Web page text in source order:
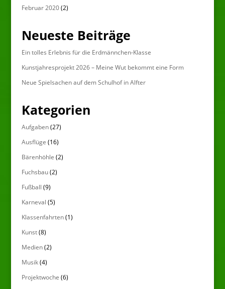
Februar 2020(2)
Neueste Beiträge
Ein tolles Erlebnis für die Erdmännchen-Klasse
Kunstjahresprojekt 2026 – Meine Wut bekommt eine Form
Neue Spielsachen auf dem Schulhof in Alfter
Kategorien
Aufgaben(27)
Ausflüge (16)
Bärenhöhle (2)
Fuchsbau(2)
Fußball (9)
Karneval (5)
Klassenfahrten(1)
Kunst(8)
Medien(2)
Musik(4)
Projektwoche (6)